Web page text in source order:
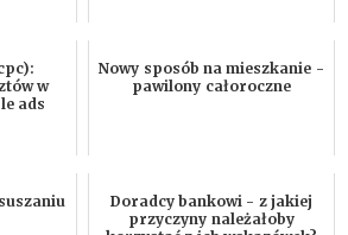
w
ads
Nowy sposób na mieszkanie -
pawilony całoroczne
Doradcy bankowi - z jakiej
przyczyny należałoby